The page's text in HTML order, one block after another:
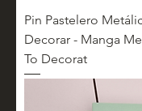
Pin Pastelero
Decorar - Manga
To Decorat